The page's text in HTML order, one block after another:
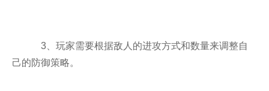
3、玩家需要根据敌人的进攻方式和数量来调整自
己的防御策略。